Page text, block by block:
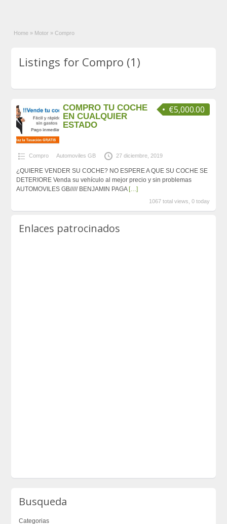
Home » Motor » Compro
Listings for Compro (1)
€5,000.00
COMPRO TU COCHE
EN CUALQUIER
ESTADO
Compro Automoviles GB 27 diciembre, 2019
¿QUIERE VENDER SU COCHE? NO ESPERE A QUE SU COCHE SE
DETERIORE Venda su vehículo al mejor precio y sin problemas
AUTOMOVILES GB///// BENJAMIN PAGA […]
1067 total views, 0 today
Enlaces patrocinados
Busqueda
Categorias